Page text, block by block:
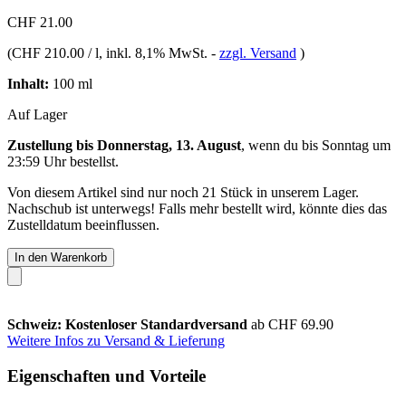
CHF 21.00
(CHF 210.00 / l, inkl. 8,1% MwSt. - zzgl. Versand )
Inhalt: 100 ml
Auf Lager
Zustellung bis Donnerstag, 13. August, wenn du bis Sonntag um
23:59 Uhrbestellst.
Von diesem Artikel sind nur noch 21 Stück in unserem Lager.
Nachschub ist unterwegs! Falls mehr bestellt wird, könnte dies das
Zustelldatum beeinflussen.
In den Warenkorb
Schweiz: Kostenloser Standardversand ab CHF 69.90
Weitere Infos zu Versand & Lieferung
Eigenschaften und Vorteile